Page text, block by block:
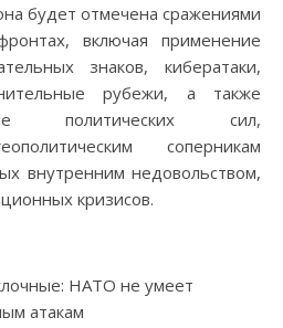
будет отмечена сражениями
включая применение
знаков, кибератаки,
рубежи, а также
политических сил,
соперникам
внутренним недовольством,
кризисов.